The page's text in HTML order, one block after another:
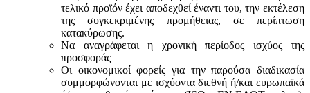
τελικό προϊόν έχει αποδεχθεί έναντι του, την εκτέλεση
της συγκεκριμένης προμήθειας, σε περίπτωση
κατακύρωσης.
Να αναγράφεται η χρονική περίοδος ισχύος της
προσφοράς
Οι οικονομικοί φορείς για την παρούσα διαδικασία
συμμορφώνονται με ισχύοντα διεθνή ή/και ευρωπαϊκά